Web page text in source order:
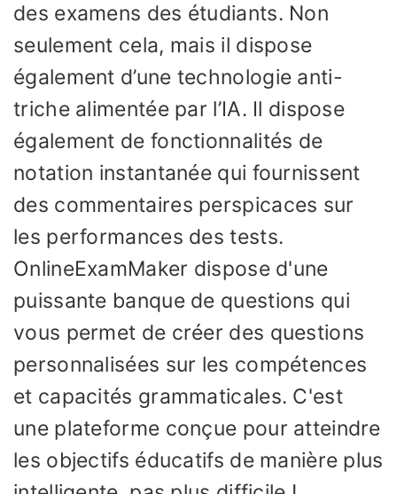
des examens des étudiants. Non
seulement cela, mais il dispose
également d’une technologie anti-
triche alimentée par l’IA. Il dispose
également de fonctionnalités de
notation instantanée qui fournissent
des commentaires perspicaces sur
les performances des tests.
OnlineExamMaker dispose d'une
puissante banque de questions qui
vous permet de créer des questions
personnalisées sur les compétences
et capacités grammaticales. C'est
une plateforme conçue pour atteindre
les objectifs éducatifs de manière plus